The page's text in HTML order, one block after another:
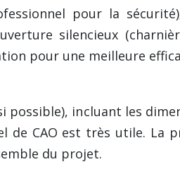
pour la
silencieux
pour une meilleure
possible), incluant les
de CAO est très utile.
du projet.